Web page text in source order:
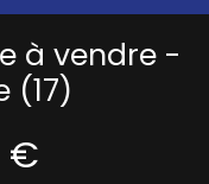
à vendre -
(17)
€